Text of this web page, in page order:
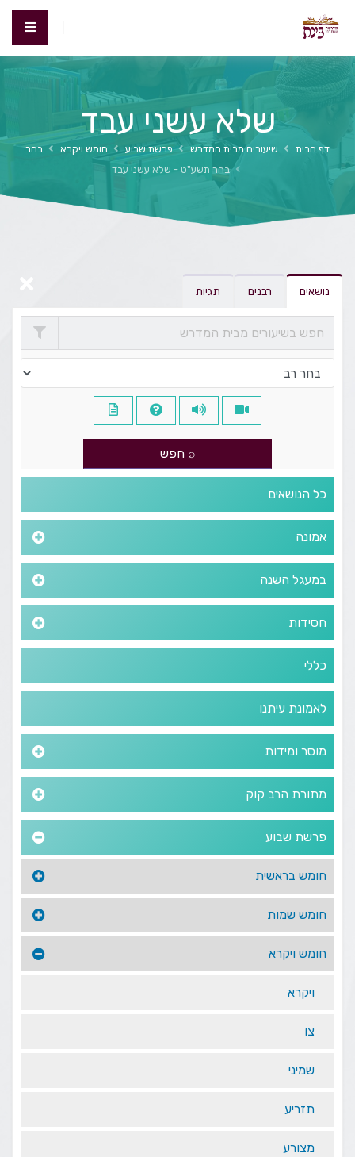
שלא עשני עבד
דף הבית שיעורים מבית המדרש פרשת שבוע חומש ויקרא
בהר
בהר תשע"ט - שלא עשני עבד
נושאים רבנים תגיות
כל הנושאים
אמונה
במעגל השנה
חסידות
כללי
לאמונת עיתנו
מוסר ומידות
מתורת הרב קוק
פרשת שבוע
חומש בראשית
חומש שמות
חומש ויקרא
ויקרא
צו
שמיני
תזריע
מצורע